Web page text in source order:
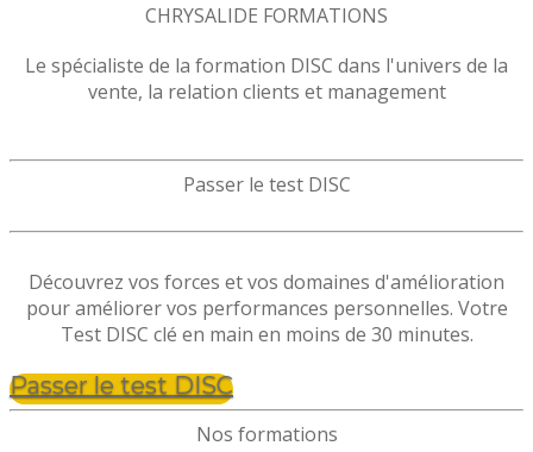
CHRYSALIDE FORMATIONS
Le spécialiste de la formation DISC dans l'univers de la
vente, la relation clients et management
Passer le test DISC
Découvrez vos forces et vos domaines d'amélioration
pour améliorer vos performances personnelles. Votre
Test DISC clé en main en moins de 30 minutes.
Passer le test DISC
Nos formations